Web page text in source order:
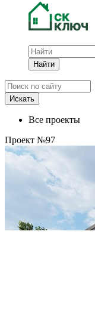
Найти
Все проекты
Проект №97